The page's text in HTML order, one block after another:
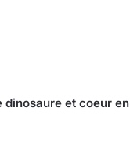
dinosaure et coeur en